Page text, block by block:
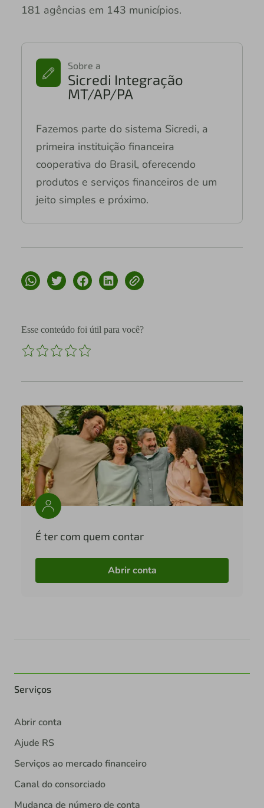
181 agências em 143 municípios.
Sobre a
Sicredi Integração
MT/AP/PA
Fazemos parte do sistema Sicredi, a
primeira instituição financeira
cooperativa do Brasil, oferecendo
produtos e serviços financeiros de um
jeito simples e próximo.
Esse conteúdo foi útil para você?
É ter com quem contar
Abrir conta
Serviços
Abrir conta
Ajude RS
Serviços ao mercado financeiro
Canal do consorciado
Mudança de número de conta